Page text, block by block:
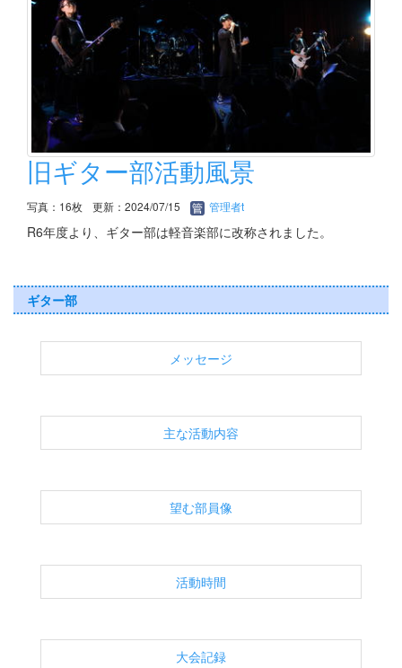
旧ギター部活動風景
写真：16枚 更新：2024/07/15 管理者t
R6年度より、ギター部は軽音楽部に改称されました。
ギター部
メッセージ
主な活動内容
望む部員像
活動時間
大会記録